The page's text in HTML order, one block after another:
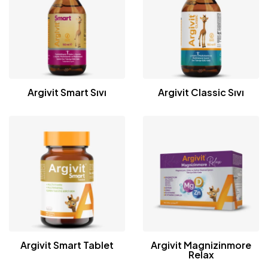
Argivit Smart Sıvı Argivit Classic Sıvı
Argivit Smart Tablet Argivit Magnizinmore
Relax